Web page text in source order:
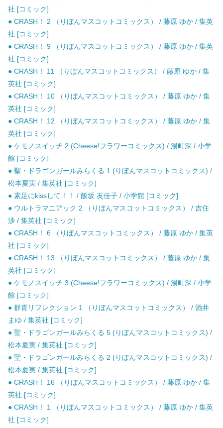
社 [コミック]
● CRASH！ 2 （りぼんマスコットコミックス） / 藤原 ゆか / 集英
社 [コミック]
● CRASH！ 9 （りぼんマスコットコミックス） / 藤原 ゆか / 集英
社 [コミック]
● CRASH！ 11 （りぼんマスコットコミックス） / 藤原 ゆか / 集
英社 [コミック]
● CRASH！ 10 （りぼんマスコットコミックス） / 藤原 ゆか / 集
英社 [コミック]
● CRASH！ 12 （りぼんマスコットコミックス） / 藤原 ゆか / 集
英社 [コミック]
● ケモノスイッチ 2 (Cheese!フラワーコミックス) / 湯町深 / 小学
館 [コミック]
● 聖・ドラゴンガールみらくる 1 (りぼんマスコットコミックス) /
松本夏実 / 集英社 [コミック]
● 素足にkissして！！ / 飯坂 友佳子 / 小学館 [コミック]
● ウルトラマニアック 2 （りぼんマスコットコミックス） / 吉住
渉 / 集英社 [コミック]
● CRASH！ 6 （りぼんマスコットコミックス） / 藤原 ゆか / 集英
社 [コミック]
● CRASH！ 13 （りぼんマスコットコミックス） / 藤原 ゆか / 集
英社 [コミック]
● ケモノスイッチ 3 (Cheese!フラワーコミックス) / 湯町深 / 小学
館 [コミック]
● 群青リフレクション 1 （りぼんマスコットコミックス） / 酒井
まゆ / 集英社 [コミック]
● 聖・ドラゴンガールみらくる 5 (りぼんマスコットコミックス) /
松本夏実 / 集英社 [コミック]
● 聖・ドラゴンガールみらくる 2 (りぼんマスコットコミックス) /
松本夏実 / 集英社 [コミック]
● CRASH！ 16 （りぼんマスコットコミックス） / 藤原 ゆか / 集
英社 [コミック]
● CRASH！ 1 （りぼんマスコットコミックス） / 藤原 ゆか / 集英
社 [コミック]